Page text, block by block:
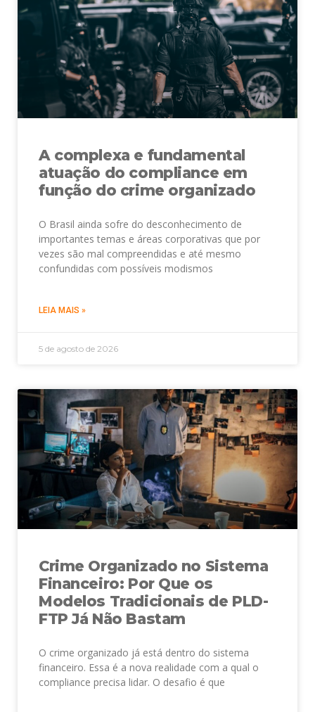
A complexa e fundamental
atuação do compliance em
função do crime organizado
O Brasil ainda sofre do desconhecimento de
importantes temas e áreas corporativas que por
vezes são mal compreendidas e até mesmo
confundidas com possíveis modismos
LEIA MAIS »
5 de agosto de 2026
Crime Organizado no Sistema
Financeiro: Por Que os
Modelos Tradicionais de PLD-
FTP Já Não Bastam
O crime organizado já está dentro do sistema
financeiro. Essa é a nova realidade com a qual o
compliance precisa lidar. O desafio é que